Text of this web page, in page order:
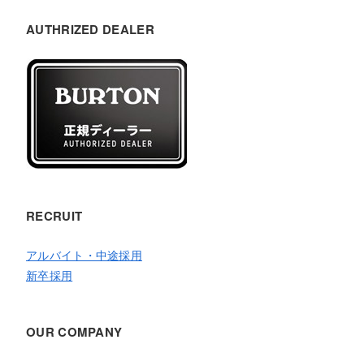
AUTHRIZED DEALER
RECRUIT
アルバイト・中途採用
新卒採用
OUR COMPANY